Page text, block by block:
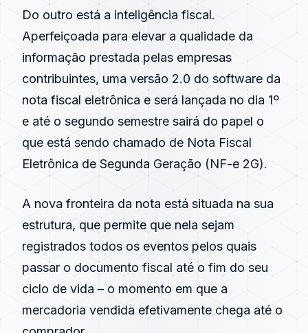
Do outro está a inteligência fiscal.
Aperfeiçoada para elevar a qualidade da
informação prestada pelas empresas
contribuintes, uma versão 2.0 do software da
nota fiscal eletrônica e será lançada no dia 1º
e até o segundo semestre sairá do papel o
que está sendo chamado de Nota Fiscal
Eletrônica de Segunda Geração (NF-e 2G).
A nova fronteira da nota está situada na sua
estrutura, que permite que nela sejam
registrados todos os eventos pelos quais
passar o documento fiscal até o fim do seu
ciclo de vida – o momento em que a
mercadoria vendida efetivamente chega até o